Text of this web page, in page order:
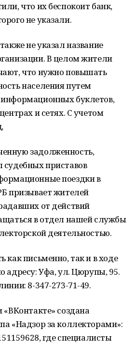
что их беспокоит банк,
не указали.
не указал название
В целом жители
что нужно повышать
населения путем
буклетов,
и сетях. С учетом
задолженность,
судебных приставов
поездки в
призывает жителей
от действий
в отдел нашей службы
деятельностью.
как письменно, так и в ходе
адресу: Уфа, ул. Цюрупы, 95.
8-347-273-71-49.
«ВКонтакте» создана
«Надзор за коллекторами»:
где специалисты